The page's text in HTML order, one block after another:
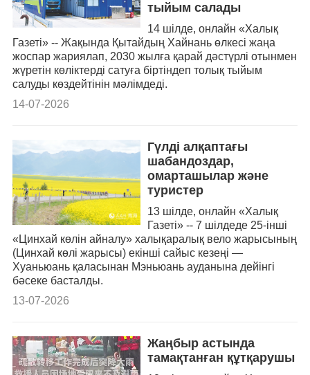
тыйым салады
14 шілде, онлайн «Халық
Газеті» -- Жақында Қытайдың Хайнань өлкесі жаңа
жоспар жариялап, 2030 жылға қарай дәстүрлі отынмен
жүретін көліктерді сатуға біртіндеп толық тыйым
салуды көздейтінін мәлімдеді.
14-07-2026
Гүлді алқаптағы
шабандоздар,
омарташылар және
туристер
13 шілде, онлайн «Халық
Газеті» -- 7 шілдеде 25-інші
«Цинхай көлін айналу» халықаралық вело жарысының
(Цинхай көлі жарысы) екінші сайыс кезеңі —
Хуаньюань қаласынан Мэньюань ауданына дейінгі
бәсеке басталды.
13-07-2026
Жаңбыр астында
тамақтанған құтқарушы